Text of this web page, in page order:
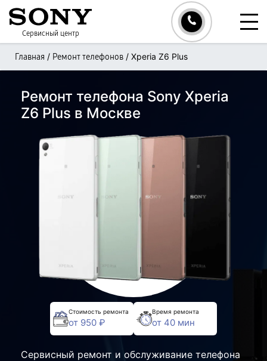
Сервисный центр
Главная / Ремонт телефонов / Xperia Z6 Plus
Ремонт телефона Sony Xperia
Z6 Plus в Москве
Стоимость ремонта
от 950 ₽
Время ремонта
от 40 мин
Сервисный ремонт и обслуживание телефона